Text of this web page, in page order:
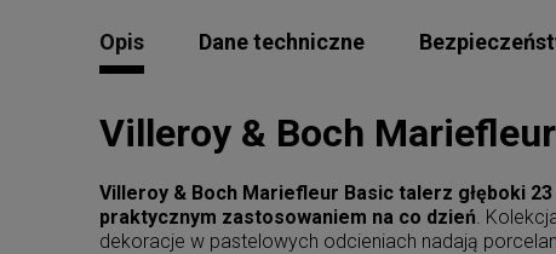
Opis Dane techniczne
Villeroy & Boch
Villeroy & Boch Mariefleur Basic talerz głęboki 23
praktycznym zastosowaniem na co dzień.
dekoracje w pastelowych odcieniach nadają